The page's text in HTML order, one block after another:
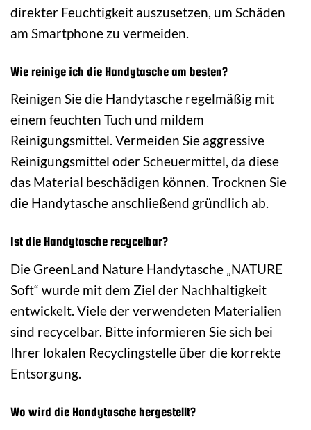
direkter Feuchtigkeit auszusetzen, um Schäden
am Smartphone zu vermeiden.
Wie reinige ich die Handytasche am besten?
Reinigen Sie die Handytasche regelmäßig mit
einem feuchten Tuch und mildem
Reinigungsmittel. Vermeiden Sie aggressive
Reinigungsmittel oder Scheuermittel, da diese
das Material beschädigen können. Trocknen Sie
die Handytasche anschließend gründlich ab.
Ist die Handytasche recycelbar?
Die GreenLand Nature Handytasche „NATURE
Soft“ wurde mit dem Ziel der Nachhaltigkeit
entwickelt. Viele der verwendeten Materialien
sind recycelbar. Bitte informieren Sie sich bei
Ihrer lokalen Recyclingstelle über die korrekte
Entsorgung.
Wo wird die Handytasche hergestellt?